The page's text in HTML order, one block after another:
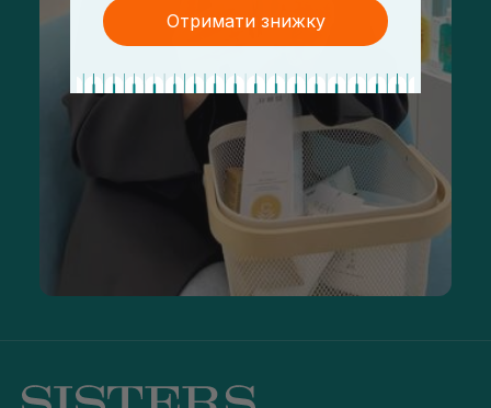
Отримати знижку